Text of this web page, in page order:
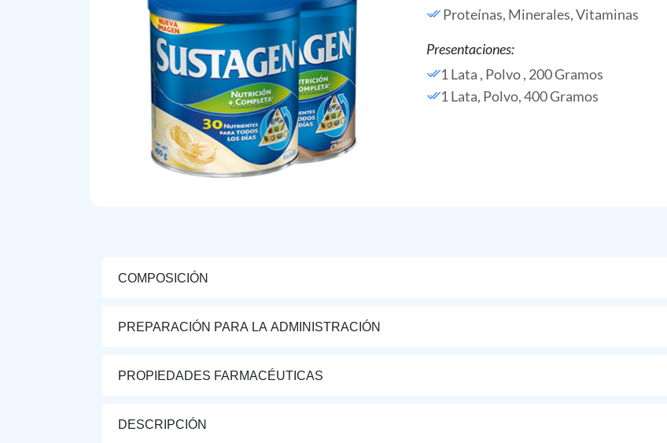
Proteínas, Minerales,Vitaminas
Presentaciones:
1 Lata , Polvo , 200 Gramos
1 Lata, Polvo, 400 Gramos
COMPOSICIÓN
PREPARACIÓN PARA LA ADMINISTRACIÓN
PROPIEDADES FARMACÉUTICAS
DESCRIPCIÓN